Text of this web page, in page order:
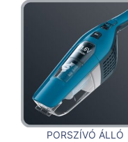
PORSZÍVÓ ÁLLÓ